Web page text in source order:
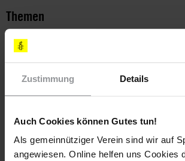
Zustimmung Details
Auch Cookies können Gutes tun!
Als gemeinnütziger Verein sind wir auf
angewiesen. Online helfen uns Cookies
Themen
Meinungsfreiheit
Teile diesen Beitrag